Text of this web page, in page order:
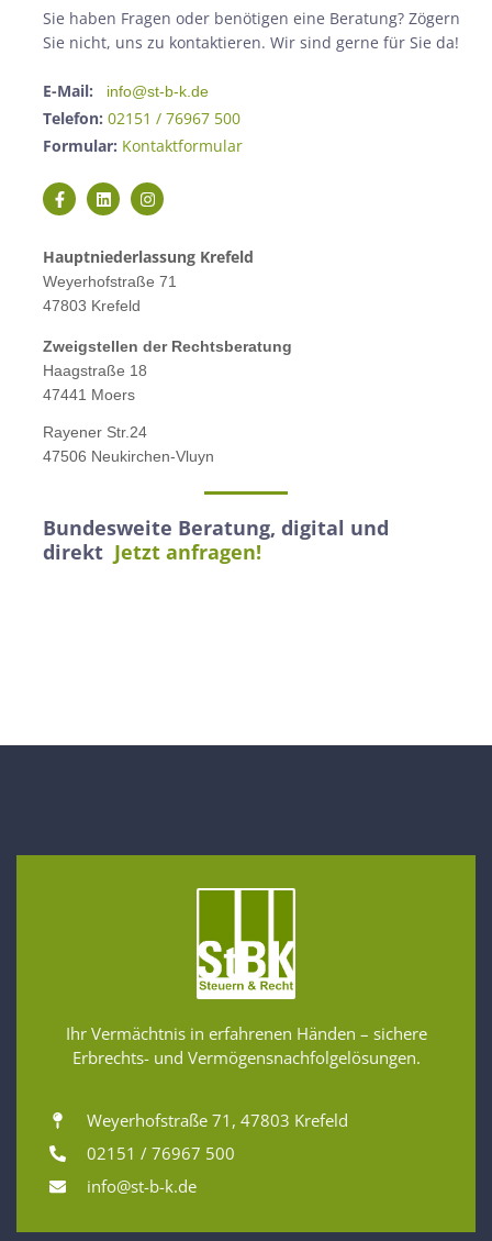
Sie haben Fragen oder benötigen eine Beratung? Zögern
Sie nicht, uns zu kontaktieren. Wir sind gerne für Sie da!
E-Mail: info@st-b-k.de
Telefon: 02151 / 76967 500
Formular: Kontaktformular
Hauptniederlassung Krefeld
Weyerhofstraße 71
47803 Krefeld
Zweigstellen der Rechtsberatung
Haagstraße 18
47441 Moers
Rayener Str.24
47506 Neukirchen-Vluyn
Bundesweite Beratung, digital und
direkt Jetzt anfragen!
Ihr Vermächtnis in erfahrenen Händen – sichere
Erbrechts- und Vermögensnachfolgelösungen.
Weyerhofstraße 71, 47803 Krefeld
02151 / 76967 500
info@st-b-k.de